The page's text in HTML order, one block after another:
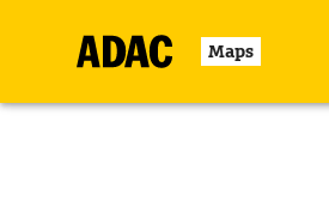
Maps